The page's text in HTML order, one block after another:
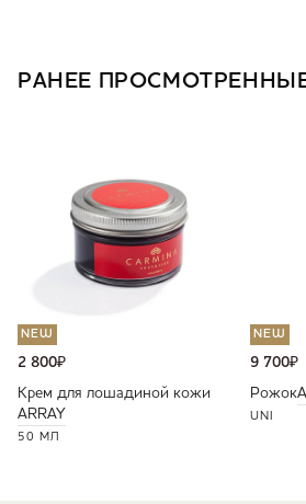
РАНЕЕ
NEW
2 800₽
Крем для лошадиной кожи
ARRAY
50 МЛ
NEW
9 700₽
Рожок
UNI